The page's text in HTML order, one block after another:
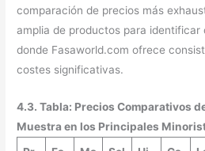
comparación de precios más
amplia de productos para
donde Fasaworld.com ofrece
costes significativas.
4.3. Tabla: Precios Comparativos
Muestra en los Principales